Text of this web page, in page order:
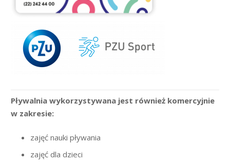
Pływalnia wykorzystywana jest również komercyjnie
w zakresie:
zajęć nauki pływania
zajęć dla dzieci